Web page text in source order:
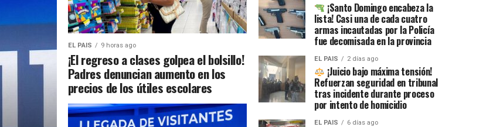
EL PAIS 9 horas ago
¡El regreso a clases golpea el bolsillo!
Padres denuncian aumento en los
precios de los útiles escolares
¡Santo Domingo encabeza la
lista! Casi una de cada cuatro
armas incautadas por la Policía
fue decomisada en la provincia
EL PAIS 2 días ago
¡Juicio bajo máxima tensión!
Refuerzan seguridad en tribunal
tras incidente durante proceso
por intento de homicidio
EL PAIS 6 días ago